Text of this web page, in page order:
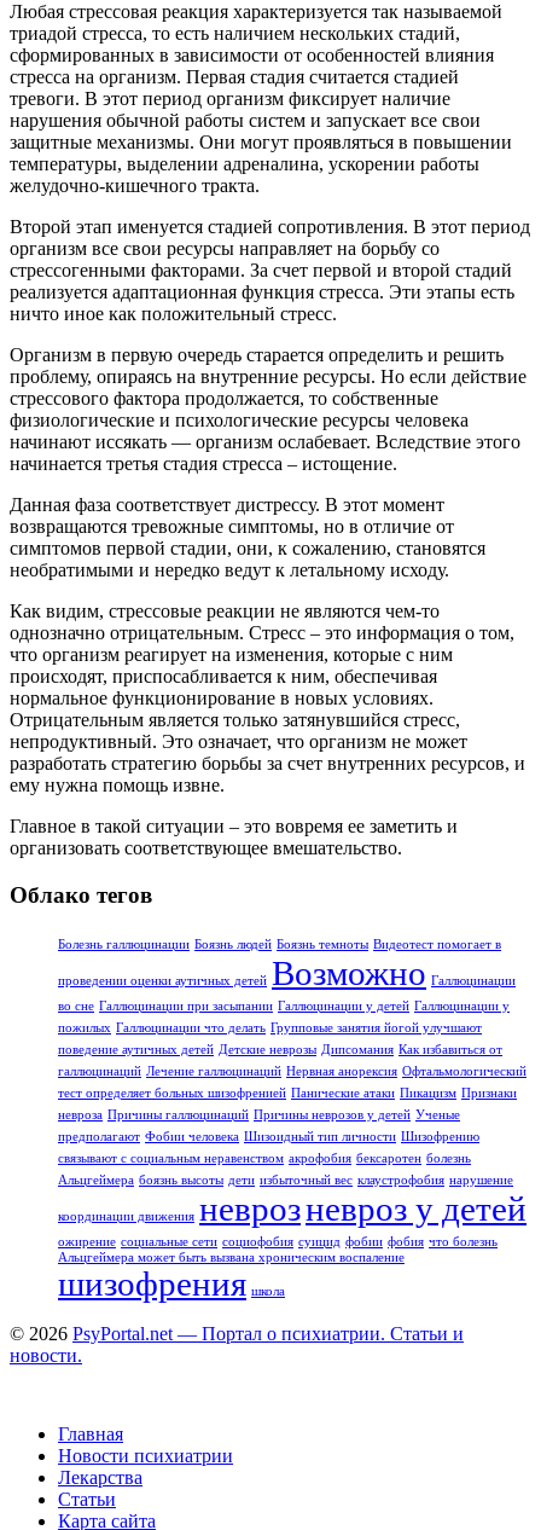
Любая стрессовая реакция характеризуется так называемой
триадой стресса, то есть наличием нескольких стадий,
сформированных в зависимости от особенностей влияния
стресса на организм. Первая стадия считается стадией
тревоги. В этот период организм фиксирует наличие
нарушения обычной работы систем и запускает все свои
защитные механизмы. Они могут проявляться в повышении
температуры, выделении адреналина, ускорении работы
желудочно-кишечного тракта.
Второй этап именуется стадией сопротивления. В этот период
организм все свои ресурсы направляет на борьбу со
стрессогенными факторами. За счет первой и второй стадий
реализуется адаптационная функция стресса. Эти этапы есть
ничто иное как положительный стресс.
Организм в первую очередь старается определить и решить
проблему, опираясь на внутренние ресурсы. Но если действие
стрессового фактора продолжается, то собственные
физиологические и психологические ресурсы человека
начинают иссякать — организм ослабевает. Вследствие этого
начинается третья стадия стресса – истощение.
Данная фаза соответствует дистрессу. В этот момент
возвращаются тревожные симптомы, но в отличие от
симптомов первой стадии, они, к сожалению, становятся
необратимыми и нередко ведут к летальному исходу.
Как видим, стрессовые реакции не являются чем-то
однозначно отрицательным. Стресс – это информация о том,
что организм реагирует на изменения, которые с ним
происходят, приспосабливается к ним, обеспечивая
нормальное функционирование в новых условиях.
Отрицательным является только затянувшийся стресс,
непродуктивный. Это означает, что организм не может
разработать стратегию борьбы за счет внутренних ресурсов, и
ему нужна помощь извне.
Главное в такой ситуации – это вовремя ее заметить и
организовать соответствующее вмешательство.
Облако тегов
Болезнь галлюцинации Боязнь людей Боязнь темноты Видеотест помогает в
проведении оценки аутичных детей Возможно Галлюцинации
во сне Галлюцинации при засыпании Галлюцинации у детей Галлюцинации у
пожилых Галлюцинации что делать Групповые занятия йогой улучшают
поведение аутичных детей Детские неврозы Дипсомания Как избавиться от
галлюцинаций Лечение галлюцинаций Нервная анорексия Офтальмологический
тест определяет больных шизофренией Панические атаки Пикацизм Признаки
невроза Причины галлюцинаций Причины неврозов у детей Ученые
предполагают Фобии человека Шизоидный тип личности Шизофрению
связывают с социальным неравенством акрофобия бексаротен болезнь
Альцгеймера боязнь высоты дети избыточный вес клаустрофобия нарушение
координации движения неврозневроз у детей
ожирение социальные сети социофобия суицид фобии фобия что болезнь
Альцгеймера может быть вызвана хроническим воспаление
шизофрения школа
© 2026 PsyPortal.net — Портал о психиатрии. Статьи и
новости.
Главная
Новости психиатрии
Лекарства
Статьи
Карта сайта